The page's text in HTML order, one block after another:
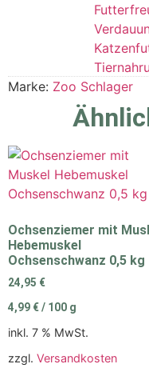
Marke: Zoo Schlager
Ochsenziemer mit
Hebemuskel
Ochsenschwanz 0,5 kg
24,95 €
4,99 €/ 100 g
inkl. 7 % MwSt.
zzgl. Versandkosten